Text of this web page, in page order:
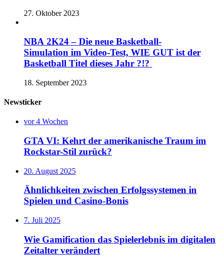
27. Oktober 2023
NBA 2K24 – Die neue Basketball-
Simulation im Video-Test, WIE GUT ist der
Basketball Titel dieses Jahr ?!?
18. September 2023
Newsticker
vor 4 Wochen
GTA VI: Kehrt der amerikanische Traum im
Rockstar-Stil zurück?
20. August 2025
Ähnlichkeiten zwischen Erfolgssystemen in
Spielen und Casino‑Bonis
7. Juli 2025
Wie Gamification das Spielerlebnis im digitalen
Zeitalter verändert